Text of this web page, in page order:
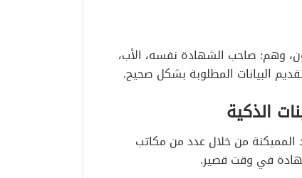
وهم: صاحب الشهادة نفسه، الأب،
تقديم البيانات المطلوبة بشكل صحيح.
الذكية
المميكنة من خلال عدد من مكاتب
في وقت قصير.